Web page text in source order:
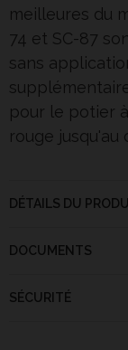
meilleures du
74 et SC-87
sans
pour le potier
rouge jusqu'au
DÉTAILS DU
DOCUMENTS
SÉCURITÉ